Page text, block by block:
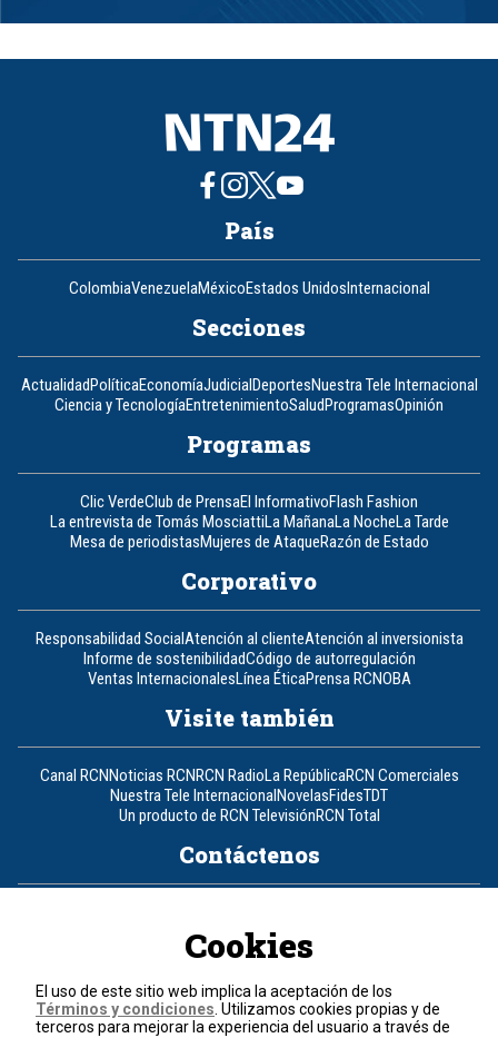
1
8
País
ColombiaVenezuelaMéxicoEstados UnidosInternacional
Secciones
ActualidadPolíticaEconomíaJudicialDeportesNuestra Tele Internacional
Ciencia y TecnologíaEntretenimientoSaludProgramasOpinión
Programas
Clic VerdeClub de PrensaEl InformativoFlash Fashion
La entrevista de Tomás MosciattiLa MañanaLa NocheLa Tarde
Mesa de periodistasMujeres de AtaqueRazón de Estado
Corporativo
Responsabilidad SocialAtención al clienteAtención al inversionista
Informe de sostenibilidadCódigo de autorregulación
Ventas InternacionalesLínea ÉticaPrensa RCNOBA
Visite también
Canal RCNNoticias RCNRCN RadioLa RepúblicaRCN Comerciales
Nuestra Tele InternacionalNovelasFidesTDT
Un producto de RCN TelevisiónRCN Total
Contáctenos
Política de cookies
Términos y condiciones
Cookies
El uso de este sitio web implica la aceptación de los
Términos y condiciones . Utilizamos cookies propias y de
terceros para mejorar la experiencia del usuario a través de